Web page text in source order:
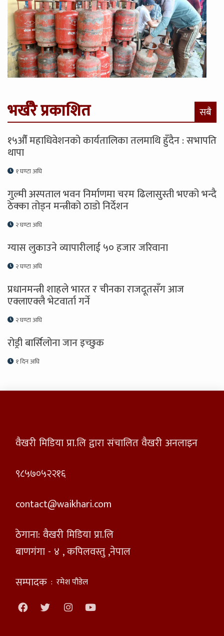
भर्खरै प्रकाशित सबै
१५औँ महाधिवेशनको कार्यतालिका तलमाथि हुँदैन : सभापति
थापा
१ घण्टा अघि
गुल्मी अस्पताल भवन निर्माणमा चरम ढिलासुस्ती भएको भन्दै
ठेक्का तोड्न मन्त्रीको ठाडो निर्देशन
२ घण्टा अघि
ग्यास लुकाउने व्यापारीलाई ५० हजार जरिवाना
२ घण्टा अघि
प्रधानमन्त्री शाहले भारत र चीनका राजदूतसँग आज
एक्लाएक्लै भेटवार्ता गर्ने
२ घण्टा अघि
रोड्री बार्सिलोना जान इच्छुक
१ दिन अघि
वैखरी मिडिया प्रा.लि द्वारा संचालित वैखरी अनलाइन
९८५७०५२२१६
contact@waikhari.com
ठेगाना: वैखरी मिडिया प्रा.लि
बाणगंगा - ४ , कपिलवस्तु ,नेपाल
सम्पादक : रमेश पौडेल